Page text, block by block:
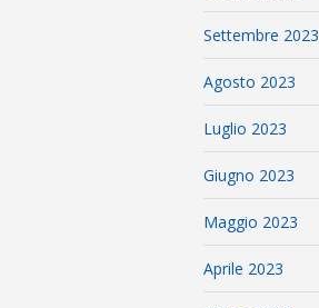
Settembre 2023
Agosto 2023
Luglio 2023
Giugno 2023
Maggio 2023
Aprile 2023